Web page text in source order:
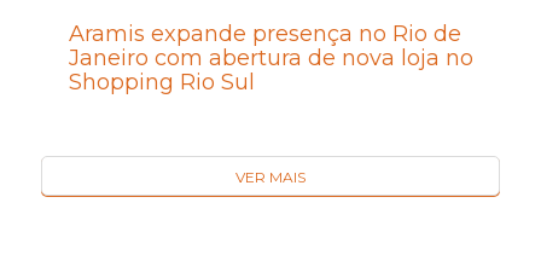
Aramis expande presença no Rio de
Janeiro com abertura de nova loja no
Shopping Rio Sul
VER MAIS